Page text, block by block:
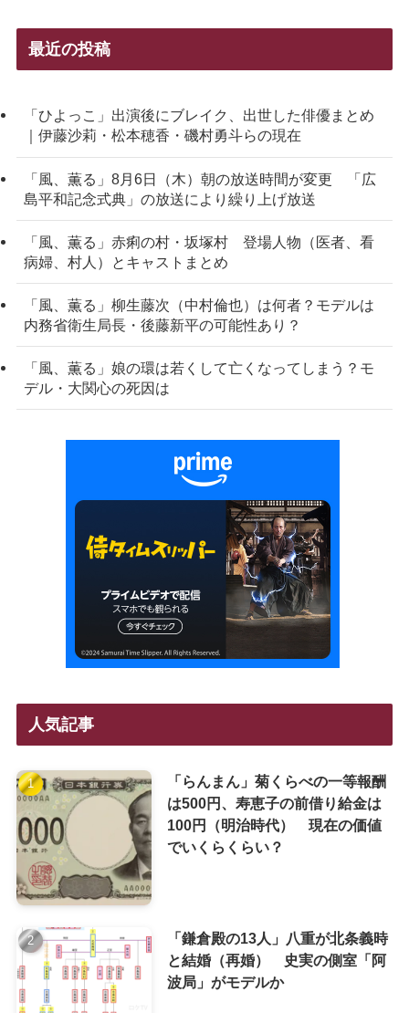
最近の投稿
「ひよっこ」出演後にブレイク、出世した俳優まとめ
｜伊藤沙莉・松本穂香・磯村勇斗らの現在
「風、薫る」8月6日（木）朝の放送時間が変更 「広
島平和記念式典」の放送により繰り上げ放送
「風、薫る」赤痢の村・坂塚村 登場人物（医者、看
病婦、村人）とキャストまとめ
「風、薫る」柳生藤次（中村倫也）は何者？モデルは
内務省衛生局長・後藤新平の可能性あり？
「風、薫る」娘の環は若くして亡くなってしまう？モ
デル・大関心の死因は
人気記事
「らんまん」菊くらべの一等報酬
は500円、寿恵子の前借り給金は
100円（明治時代） 現在の価値
でいくらくらい？
「鎌倉殿の13人」八重が北条義時
と結婚（再婚） 史実の側室「阿
波局」がモデルか